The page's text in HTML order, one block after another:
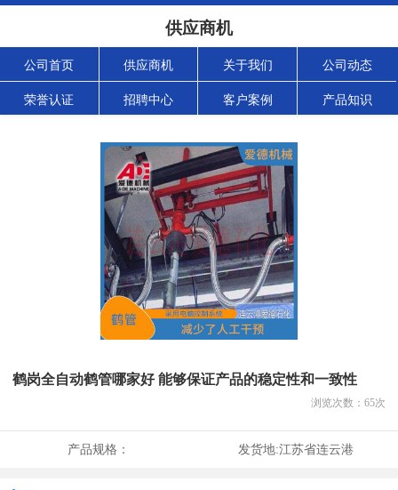
供应商机
公司首页 供应商机 关于我们 公司动态
荣誉认证 招聘中心 客户案例 产品知识
鹤岗全自动鹤管哪家好 能够保证产品的稳定性和一致性
浏览次数： 65次
产品规格： 发货地:江苏省连云港